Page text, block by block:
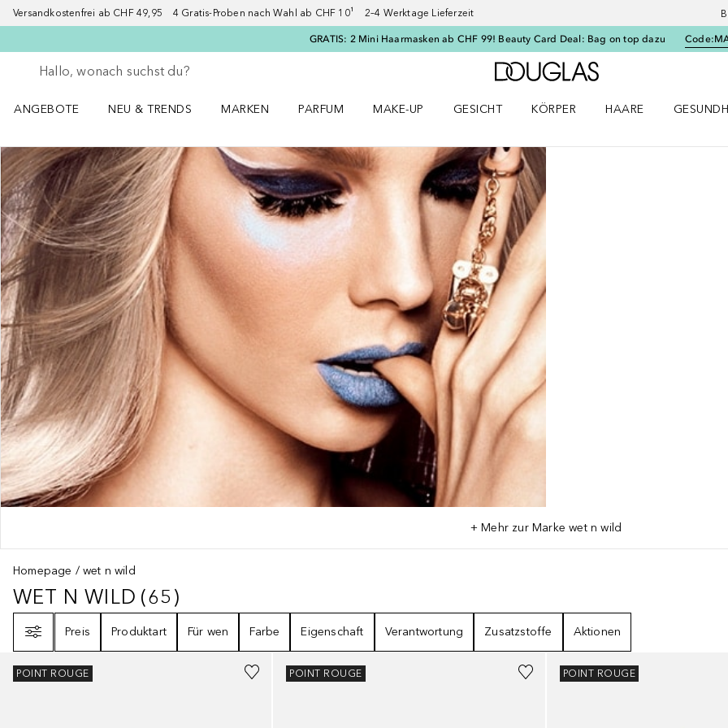
Versandkostenfrei ab CHF 49,95 4 Gratis-Proben nach Wahl ab CHF 10¹ 2–4 Werktage Lieferzeit
GRATIS: 2 Mini Haarmasken ab CHF 99! Beauty Card Deal: Bag on top dazu Code:
Gehe zurück
Suche ausführen
Zur Douglas Startseite
ANGEBOTE
NEU & TRENDS
MARKEN
PARFUM
MAKE-UP
GESICHT
KÖRPER
HAARE
+ Mehr zur Marke wet n wild
Homepage wet n wild
WET N WILD65ERGEBNISSE
WET N WILD (65 )
Preis
Produktart Für wen Farbe Eigenschaft Verantwortung Zusatzstoffe Aktionen
POINT ROUGE POINT ROUGE POINT ROUGE
+2